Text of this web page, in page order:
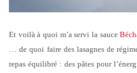
Et voilà à quoi m’a servi la sauce
… de quoi faire des lasagnes de
repas équilibré : des pâtes pour